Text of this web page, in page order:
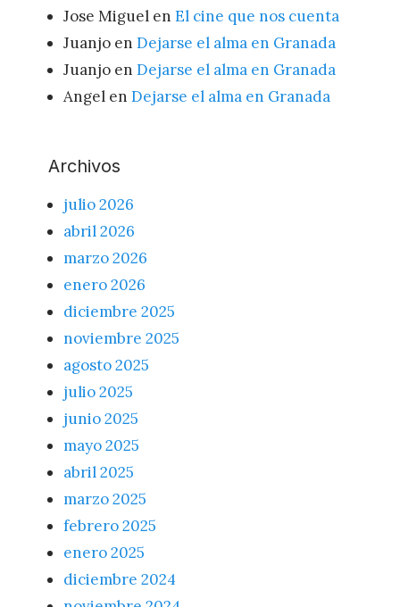
Jose Miguel en El cine que nos cuenta
Juanjo en Dejarse el alma en Granada
Juanjo en Dejarse el alma en Granada
Angel en Dejarse el alma en Granada
Archivos
julio 2026
abril 2026
marzo 2026
enero 2026
diciembre 2025
noviembre 2025
agosto 2025
julio 2025
junio 2025
mayo 2025
abril 2025
marzo 2025
febrero 2025
enero 2025
diciembre 2024